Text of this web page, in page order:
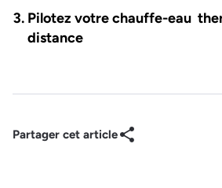
Pilotez votre chauffe-eau
distance
Partager cet article